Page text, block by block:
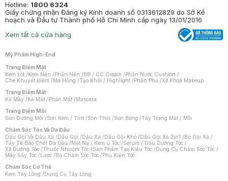
Hotline: 1800 6324
Giấy chứng nhận Đăng ký Kinh doanh số 0313612829 do Sở Kế
hoạch và Đầu tư Thành phố Hồ Chí Minh cấp ngày 13/01/2016
Xem tất cả cửa hàng
Mỹ Phẩm High-End
Trang Điểm Mặt
Kem Lót /Kem Nền /Phấn Nền /BB / CC Cream /Phấn Nước Cushion /
Che Khuyết Điểm /Má Hồng /Tạo Khối / Highlight /Phấn Phủ /Xịt Khoá Makeup
Trang Điểm Mắt
Kẻ Mày /Kẻ Mắt /Phấn Mắt /Mascara
Trang Điểm Môi
Son Dưỡng Môi /Son Kem / Tint /Son Thỏi /Son Bóng /Tẩy Trang Mắt / Môi
Chăm Sóc Tóc Và Da Đầu
Dầu Gội Và Dầu Xả /Dầu Gội /Dầu Xả /Dầu Gội Khô /Dầu Gội Xả 2in1 /Bộ Gội Xả /
Tẩy Tế Bào Chết Da Đầu /Mặt Nạ / Kem Ủ Tóc /Serum / Dầu Dưỡng Tóc /
Xịt Dưỡng Tóc /Thuốc Nhuộm Tóc /Sản Phẩm Tạo Kiểu Tóc /Dụng Cụ Chăm Sóc Tóc /
Máy Sấy Tóc /Lược /Bộ Chăm Sóc Tóc /Phụ Kiện Tóc
Chăm Sóc Cơ Thể
Kem Tẩy Lông /Dụng Cụ Tẩy Lông